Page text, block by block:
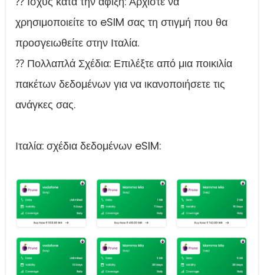
χρησιμοποιείτε το eSIM σας τη στιγμή που θα
προσγειωθείτε στην Ιταλία.
⁇ Πολλαπλά Σχέδια: Επιλέξτε από μια ποικιλία
πακέτων δεδομένων για να ικανοποιήσετε τις
ανάγκες σας.
Ιταλία: σχέδια δεδομένων eSIM: